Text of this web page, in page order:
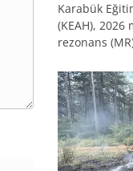
Karabük
(KEAH),
rezonans